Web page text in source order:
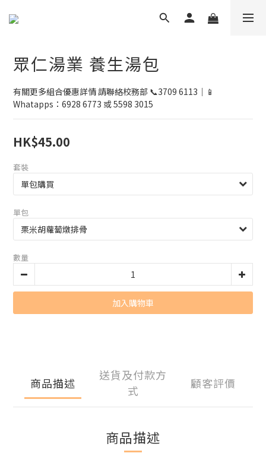
眾仁湯業 養生湯包
有關更多組合優惠詳情 請聯絡校務部 📞3709 6113｜📱
Whatapps：6928 6773 或 5598 3015
HK$45.00
套裝
單包
數量
加入購物車
商品描述
送貨及付款方
式
顧客評價
商品描述